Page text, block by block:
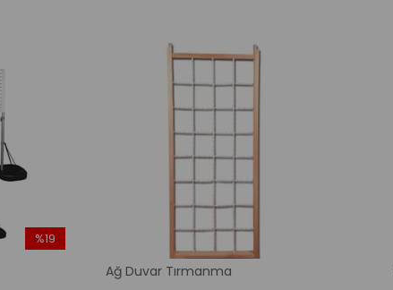
%19
Ağ Duvar Tırmanma